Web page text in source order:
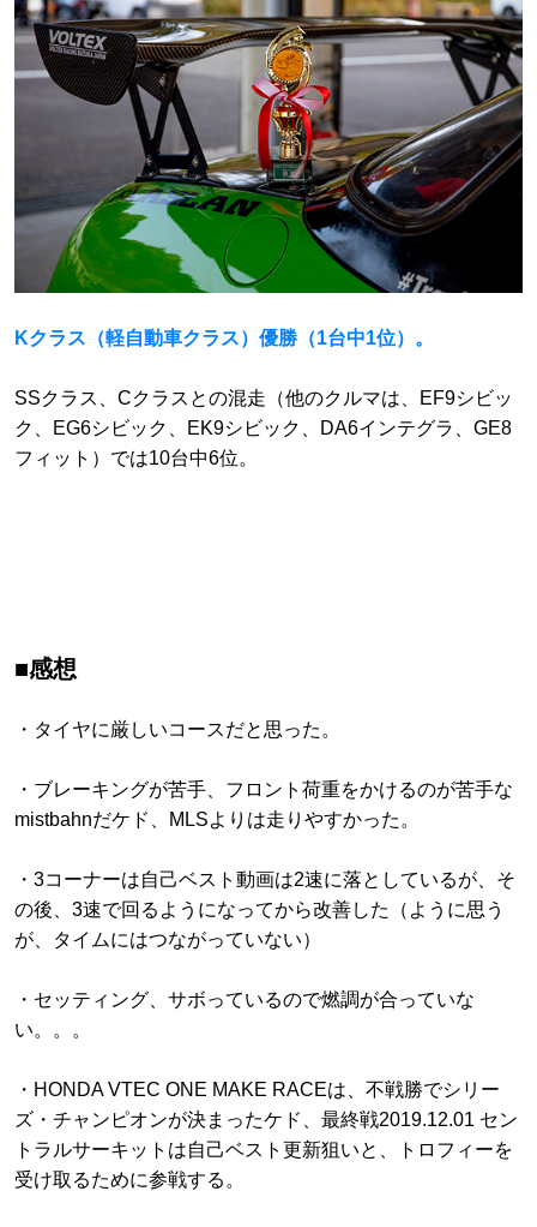
Kクラス（軽自動車クラス）優勝（1台中1位）。
SSクラス、Cクラスとの混走（他のクルマは、EF9シビッ
ク、EG6シビック、EK9シビック、DA6インテグラ、GE8
フィット）では10台中6位。
■感想
・タイヤに厳しいコースだと思った。
・ブレーキングが苦手、フロント荷重をかけるのが苦手な
mistbahnだケド、MLSよりは走りやすかった。
・3コーナーは自己ベスト動画は2速に落としているが、そ
の後、3速で回るようになってから改善した（ように思う
が、タイムにはつながっていない）
・セッティング、サボっているので燃調が合っていな
い。。。
・HONDA VTEC ONE MAKE RACEは、不戦勝でシリー
ズ・チャンピオンが決まったケド、最終戦2019.12.01 セン
トラルサーキットは自己ベスト更新狙いと、トロフィーを
受け取るために参戦する。